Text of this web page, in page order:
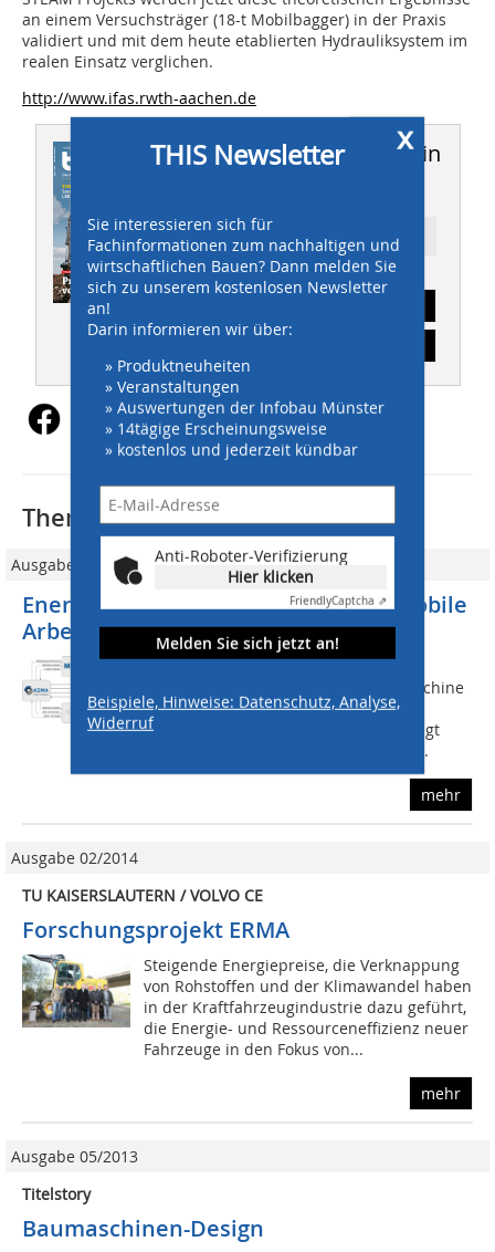
an einem Versuchsträger (18-t Mobilbagger) in der Praxis
validiert und mit dem heute etablierten Hydrauliksystem im
realen Einsatz verglichen.
http://www.ifas.rwth-aachen.de
Dieser Artikel erschien in
Ressort: TITELSTORY
x
THIS Newsletter
Sie interessieren sich für
Fachinformationen zum nachhaltigen und
wirtschaftlichen Bauen? Dann melden Sie
sich zu unserem kostenlosen Newsletter
an!
Darin informieren wir über:
» Produktneuheiten
» Veranstaltungen
» Auswertungen der Infobau Münster
» 14tägige Erscheinungsweise
» kostenlos und jederzeit kündbar
Anti-Roboter-Verifizierung
Hier klicken
FriendlyCaptcha ⇗
Melden Sie sich jetzt an!
Beispiele, Hinweise: Datenschutz, Analyse,
Widerruf
Thematisch passende Artikel:
Ausgabe 05/2019
Energie- und ressourceneffiziente mobile
Arbeitsmaschinen (ERMA)
kraftstoffeffizienten Arbeiten der Maschine
muss auch die Ökoeffizienz über den
kompletten Lebenszyklus berücksichtigt
werden. Um bereits frühzeitig in der...
mehr
Ausgabe 02/2014
TU KAISERSLAUTERN / VOLVO CE
Forschungsprojekt ERMA
Steigende Energiepreise, die Verknappung
von Rohstoffen und der Klimawandel haben
in der Kraftfahrzeugindustrie dazu geführt,
die Energie- und Ressourceneffizienz neuer
Fahrzeuge in den Fokus von...
mehr
Ausgabe 05/2013
Titelstory
Baumaschinen-Design